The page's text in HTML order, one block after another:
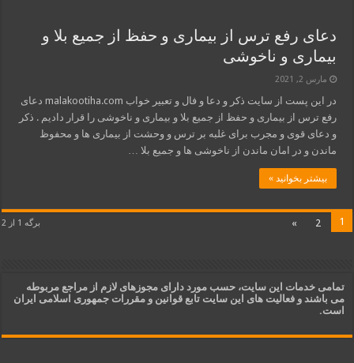
دعای رفع ترس از بیماری و حفظ از جمیع بلا و
بیماری و ناخوشی
مارس 2, 2021
در این پست از سایت ذکر و دعا و فال و تعبیر خواب malakootiha.com دعای
رفع ترس از بیماری و حفظ از جمیع بلا و بیماری و ناخوشی را قرار دادیم . ذکر
و دعای قوی و مجرب برای غلبه بر ترس و وحشت از بیماری ها و محفوظ
ماندن و در امان ماندن از ناخوشی ها و جمیع بلا …
بیشتر بخوانید »
برگه 1 از 2 1
2
»
تمامی خدمات این سایت، حسب مورد دارای مجوزهای لازم از مراجع مربوطه
می باشند و فعالیت های این سایت تابع قوانین و مقررات جمهوری اسلامی ایران
است.